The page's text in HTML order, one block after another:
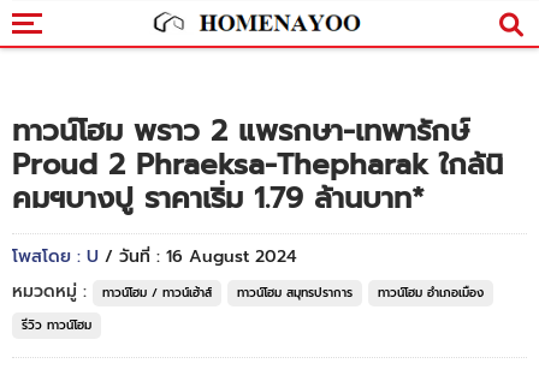
ทาวน์โฮม พราว 2 แพรกษา-เทพารักษ์
Proud 2 Phraeksa-Thepharak ใกล้นิ
คมฯบางปู ราคาเริ่ม 1.79 ล้านบาท*
โพสโดย : U / วันที่ : 16 August 2024
หมวดหมู่ :
ทาวน์โฮม / ทาวน์เฮ้าส์ ทาวน์โฮม สมุทรปราการ
ทาวน์โฮม อำเภอเมือง
รีวิว ทาวน์โฮม